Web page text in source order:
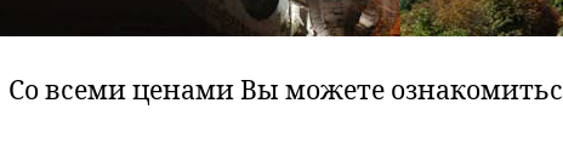
Со всеми ценами Вы можете